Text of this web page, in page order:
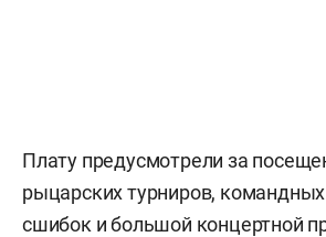
Плату предусмотрели за
рыцарских турниров,
сшибок и большой концертной